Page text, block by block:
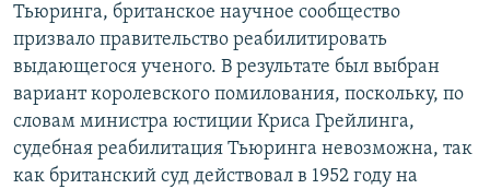
Тьюринга, британское научное сообщество
призвало правительство реабилитировать
выдающегося ученого. В результате был выбран
вариант королевского помилования, поскольку, по
словам министра юстиции Криса Грейлинга,
судебная реабилитация Тьюринга невозможна, так
как британский суд действовал в 1952 году на